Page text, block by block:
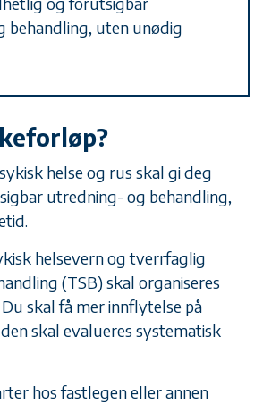
behandling, uten unødig
helse og rus skal gi deg
utredning- og behandling,
helsevern og tverrfaglig
(TSB) skal organiseres
skal få mer innflytelse på
skal evalueres systematisk
hos fastlegen eller annen